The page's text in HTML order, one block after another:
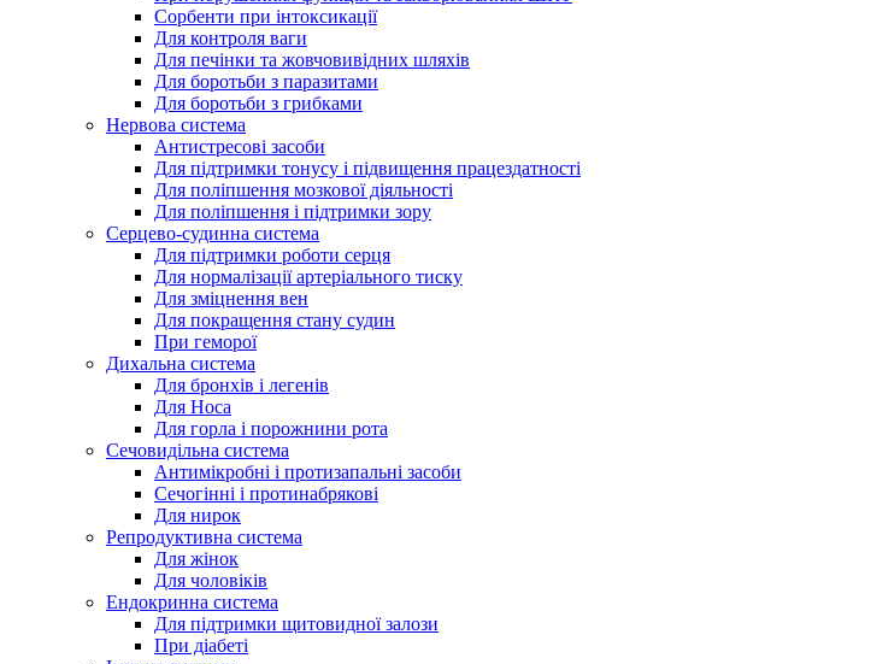
Сорбенти при інтоксикації
Для контроля ваги
Для печінки та жовчовивідних шляхів
Для боротьби з паразитами
Для боротьби з грибками
Нервова система
Антистресові засоби
Для підтримки тонусу і підвищення працездатності
Для поліпшення мозкової діяльності
Для поліпшення і підтримки зору
Серцево-судинна система
Для підтримки роботи серця
Для нормалізації артеріального тиску
Для зміцнення вен
Для покращення стану судин
При геморої
Дихальна система
Для бронхів і легенів
Для Носа
Для горла і порожнини рота
Сечовидільна система
Антимікробні і протизапальні засоби
Сечогінні і протинабрякові
Для нирок
Репродуктивна система
Для жінок
Для чоловіків
Ендокринна система
Для підтримки щитовидної залози
При діабеті